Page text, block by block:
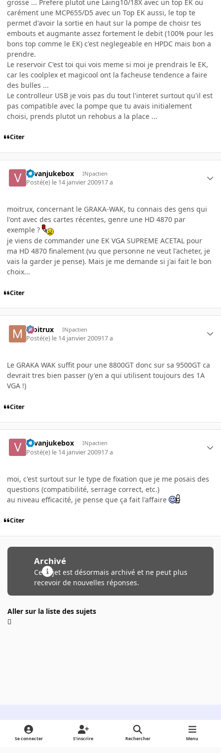
grosse ... Prefere plutot une Laing10/18X avec un top EK ou
carément une MCP655/D5 avec un Top EK aussi, le top te
permet d'avoir la sortie en haut sur la pompe de choisr tes
embouts et augmante assez fortement le debit (100% pour les
bons top comme le EK) c'est neglegeable en HPDC mais bon a
prendre.
Le reservoir C'est toi qui vois meme si moi je prendrais le EK,
car les coolplex et magicool ont la facheuse tendence a faire
des bulles ...
Le controlleur USB je vois pas du tout l'interet surtout qu'il est
pas compatible avec la pompe que tu avais initialement
choisi, prends plutot un rehobus a la place ...
Citer
vavanjukebox INpactien
Posté(e) le 14 janvier 200917 a
moitrux, concernant le GRAKA-WAK, tu connais des gens qui
l'ont avec des cartes récentes, genre une HD 4870 par
exemple ?
je viens de commander une EK VGA SUPREME ACETAL pour
ma HD 4870 finalement (vu que personne ne veut l'acheter, je
vais la garder je pense). Mais je me demande si j'ai fait le bon
choix...
Citer
moitrux INpactien
Posté(e) le 14 janvier 200917 a
Le GRAKA WAK suffit pour une 8800GT donc sur sa 9500GT ca
devrait tres bien passer (y'en a qui utilisent toujours des 1A
VGA !)
Citer
vavanjukebox INpactien
Posté(e) le 14 janvier 200917 a
moi, c'est surtout sur le type de fixation que je me posais des
questions (compatibilité, serrage correct, etc.)
au niveau efficacité, je pense que ça fait l'affaire
Citer
Archivé
Ce sujet est désormais archivé et ne peut plus
recevoir de nouvelles réponses.
Aller sur la liste des sujets
Light ModeDark ModeSystem Preference
Se connecter S’inscrire Rechercher Menu